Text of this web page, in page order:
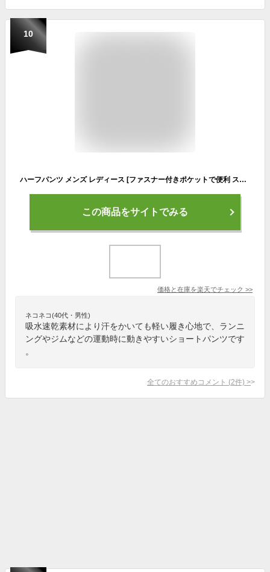
10
ハーフパンツ メンズ レディース [ファスナー付きポケットで便利 スーパーストレッチで動きやすい！] 2枚セット/単品 吸水速乾 ショートパンツ スポーツウェア 半ズボン 短パン スポーツ ランニング ジョギング ジム 服 服装 トレーニング キャンプ アウトドア ラドウェザー
この商品をサイトでみる
価格と在庫を楽天でチェック >>
ネコネコ(40代・男性)
吸水速乾素材により汗をかいても軽い履き心地で、ランニ
ングやジムなどの運動時に動きやすいショートパンツです
。
全てのおすすめコメント (2件) >